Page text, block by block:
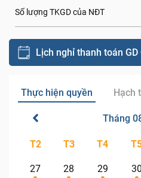
Số lượng TKGD của NĐT
Lịch nghỉ thanh toán GD
Thực hiện quyền Hạch
Tháng
T2 T3 T4
27 28 29 30